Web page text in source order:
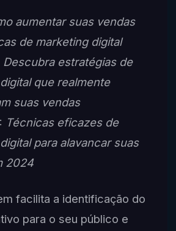
aumentar suas vendas
de marketing digital
Descubra estratégias de
que realmente
suas vendas
Técnicas eficazes de
para alavancar suas
2024
facilita a identificação do
para o seu público e